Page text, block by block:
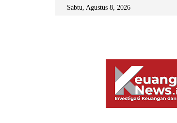
Sabtu, Agustus 8, 2026